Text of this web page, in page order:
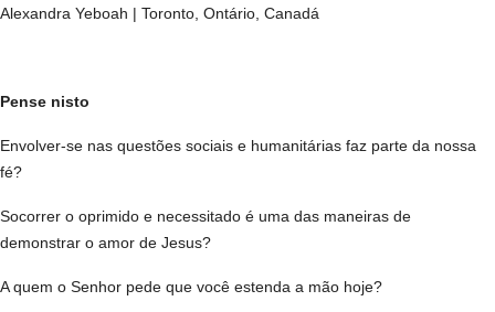
Alexandra Yeboah | Toronto, Ontário, Canadá
Pense nisto
Envolver-se nas questões sociais e humanitárias faz parte da nossa
fé?
Socorrer o oprimido e necessitado é uma das maneiras de
demonstrar o amor de Jesus?
A quem o Senhor pede que você estenda a mão hoje?